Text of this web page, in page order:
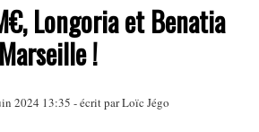
Longoria et Benatia
!
2024 13:35 - écrit parLoïc Jégo